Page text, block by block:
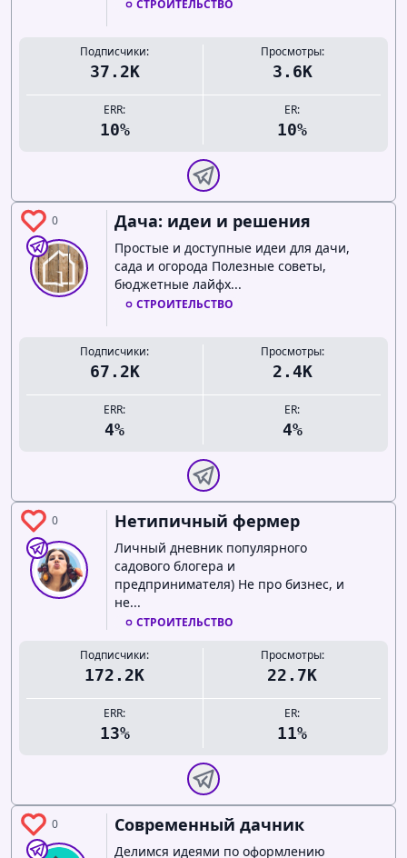
СТРОИТЕЛЬСТВО
Подписчики:
37.2K
ERR:
10%
Просмотры:
3.6K
ER:
10%
0 Дача: идеи и решения
Простые и доступные идеи для дачи,
сада и огорода Полезные советы,
бюджетные лайфх...
СТРОИТЕЛЬСТВО
Подписчики:
67.2K
ERR:
4%
Просмотры:
2.4K
ER:
4%
0 Нетипичный фермер
Личный дневник популярного
садового блогера и
предпринимателя) Не про бизнес, и
не...
СТРОИТЕЛЬСТВО
Подписчики:
172.2K
ERR:
13%
Просмотры:
22.7K
ER:
11%
0 Современный дачник
Делимся идеями по оформлению